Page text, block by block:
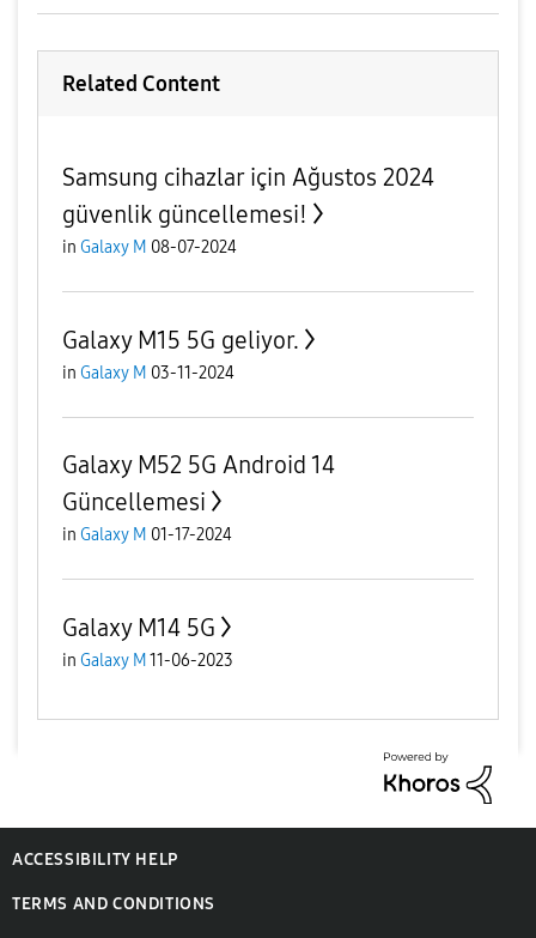
Related Content
Samsung cihazlar için Ağustos 2024
güvenlik güncellemesi!
in Galaxy M 08-07-2024
Galaxy M15 5G geliyor.
in Galaxy M 03-11-2024
Galaxy M52 5G Android 14
Güncellemesi
in Galaxy M 01-17-2024
Galaxy M14 5G
in Galaxy M 11-06-2023
ACCESSIBILITY HELP
TERMS AND CONDITIONS